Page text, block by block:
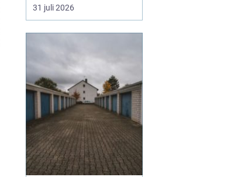
kun på trivsel, men også
påvirker resultater,
strategier og
forandringe...
31 juli 2026